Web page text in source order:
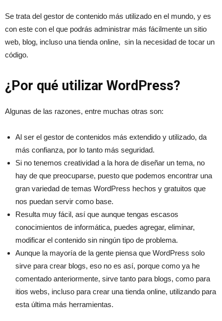
Se trata del gestor de contenido más utilizado en el mundo, y es
con este con el que podrás administrar más fácilmente un sitio
web, blog, incluso una tienda online, sin la necesidad de tocar un
código.
¿Por qué utilizar WordPress?
Algunas de las razones, entre muchas otras son:
Al ser el gestor de contenidos más extendido y utilizado, da
más confianza, por lo tanto más seguridad.
Si no tenemos creatividad a la hora de diseñar un tema, no
hay de que preocuparse, puesto que podemos encontrar una
gran variedad de temas WordPress hechos y gratuitos que
nos puedan servir como base.
Resulta muy fácil, así que aunque tengas escasos
conocimientos de informática, puedes agregar, eliminar,
modificar el contenido sin ningún tipo de problema.
Aunque la mayoría de la gente piensa que WordPress solo
sirve para crear blogs, eso no es así, porque como ya he
comentado anteriormente, sirve tanto para blogs, como para
itios webs, incluso para crear una tienda online, utilizando para
esta última más herramientas.